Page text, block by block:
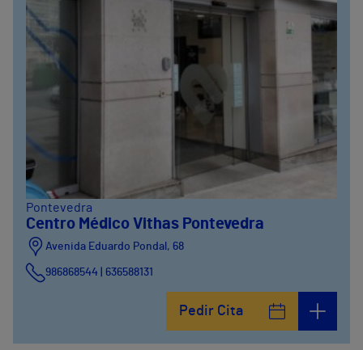
Pontevedra
Centro Médico Vithas Pontevedra
Avenida Eduardo Pondal, 68
986868544 | 636588131
Pedir Cita